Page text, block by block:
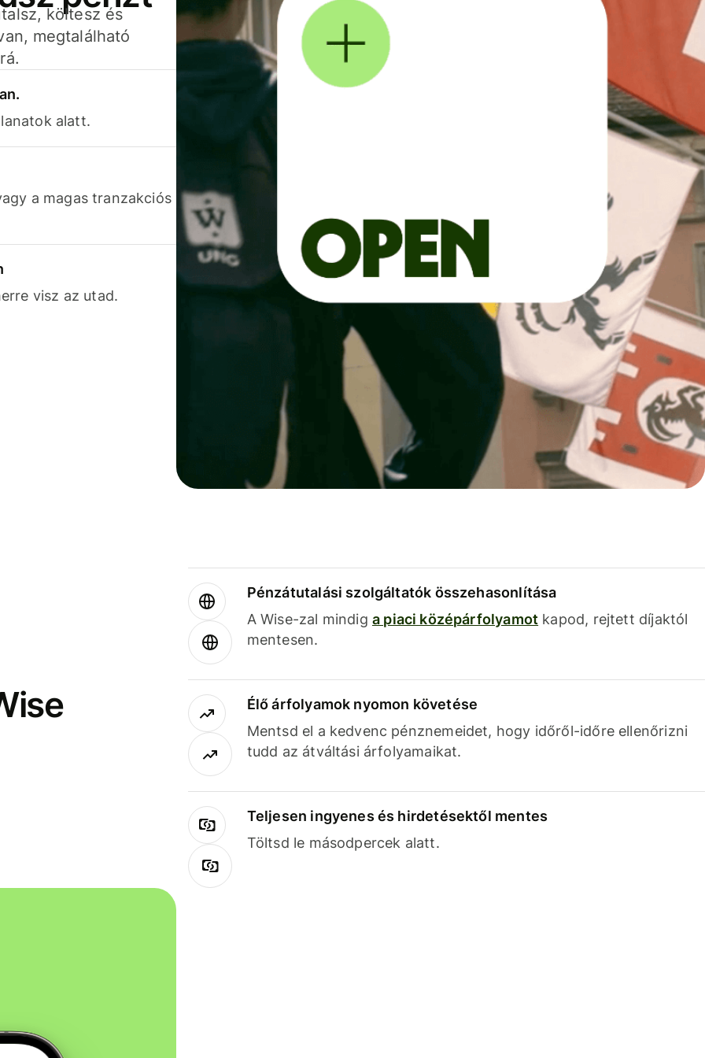
költesz és
megtalálható
alatt.
a magas tranzakciós
visz az utad.
Pénzátutalási szolgáltatók összehasonlítása
A Wise-zal mindig a piaci középárfolyamot kapod, rejtett díjaktól
mentesen.
Élő árfolyamok nyomon követése
Mentsd el a kedvenc pénznemeidet, hogy időről-időre ellenőrizni
tudd az átváltási árfolyamaikat.
Teljesen ingyenes és hirdetésektől mentes
Töltsd le másodpercek alatt.